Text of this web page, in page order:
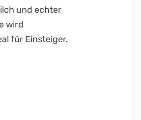
und echter
wird
für Einsteiger.